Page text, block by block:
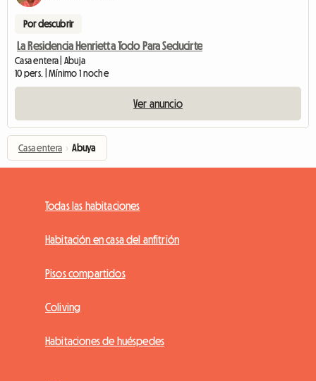
Por descubrir
La Residencia Henrietta Todo Para Seducirte
Casa entera | Abuja
10 pers. | Mínimo 1 noche
Ver anuncio
Casa entera › Abuya
Todas las habitaciones
Habitación en casa del anfitrión
Pisos compartidos
Coliving
Habitaciones de huéspedes